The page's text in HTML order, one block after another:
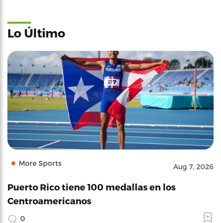
Lo Último
More Sports Aug 7, 2026
Puerto Rico tiene 100 medallas en los
Centroamericanos
0